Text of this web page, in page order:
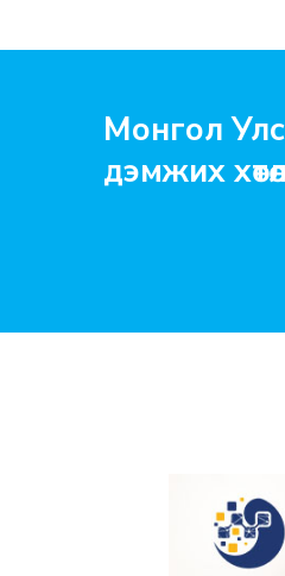
Монгол
дэмжих